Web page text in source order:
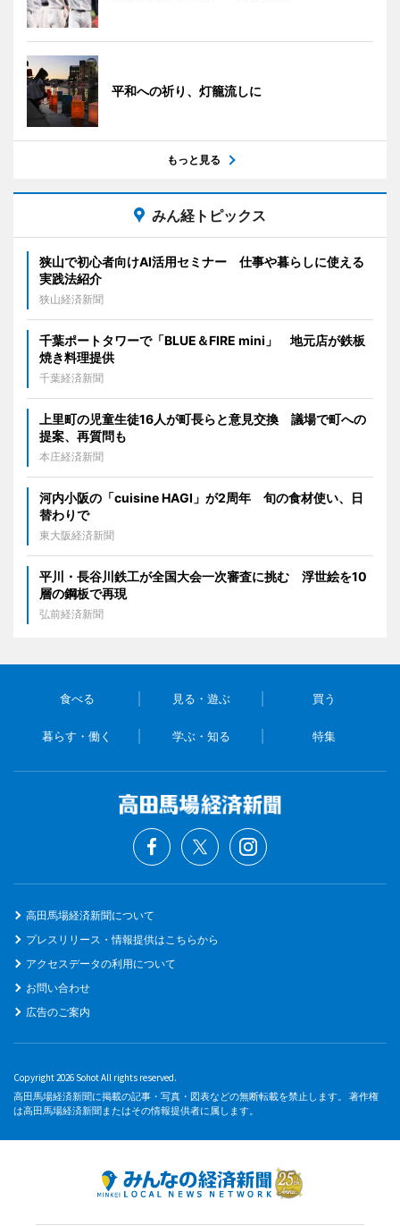
平和への祈り、灯籠流しに
もっと見る
みん経トピックス
狭山で初心者向けAI活用セミナー 仕事や暮らしに使える
実践法紹介
狭山経済新聞
千葉ポートタワーで「BLUE＆FIRE mini」 地元店が鉄板
焼き料理提供
千葉経済新聞
上里町の児童生徒16人が町長らと意見交換 議場で町への
提案、再質問も
本庄経済新聞
河内小阪の「cuisine HAGI」が2周年 旬の食材使い、日
替わりで
東大阪経済新聞
平川・長谷川鉄工が全国大会一次審査に挑む 浮世絵を10
層の鋼板で再現
弘前経済新聞
食べる 見る・遊ぶ 買う
暮らす・働く 学ぶ・知る 特集
高田馬場経済新聞について
プレスリリース・情報提供はこちらから
アクセスデータの利用について
お問い合わせ
広告のご案内
Copyright 2026 Sohot All rights reserved.
高田馬場経済新聞に掲載の記事・写真・図表などの無断転載を禁止します。 著作権
は高田馬場経済新聞またはその情報提供者に属します。